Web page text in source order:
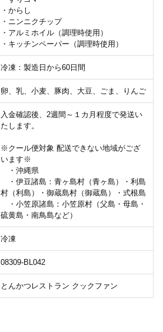
・からし
・ニンニクチップ
・アルミホイル（調理時使用）
・キッチンペーパー（調理時使用）
冷凍：製造日から60日間
卵、乳、小麦、豚肉、大豆、ごま、りんご
入金確認後、2週間～１カ月程度で発送い
たします。
※クール便対象 配送できない地域がござ
います※
・沖縄県
・伊豆諸島：青ヶ島村（青ヶ島）・利島
村（利島）・御蔵島村（御蔵島）・式根島
・小笠原諸島：小笠原村（父島・母島・
硫黄島・南鳥島など）
冷凍
08309-BL042
とんかつレストラン クックファン